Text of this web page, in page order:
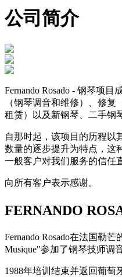
公司简介
Fernando Rosado - 钢琴项
（钢琴调音和维修）、修
租赁）以及新钢琴、二手钢
自那时起，该项目的历程以
数量的逐步提升为特点，这
一般客户对我们服务的信任
向所有客户表示感谢。
FERNANDO
Fernando Rosado在法国勒芒
Musique"参加了钢琴技师调
1988年培训结束并返回葡萄